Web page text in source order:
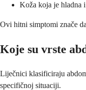
Koža koja je hladna
Ovi hitni simptomi znače
Koje su vrste
Liječnici klasificiraju
specifičnoj situaciji.